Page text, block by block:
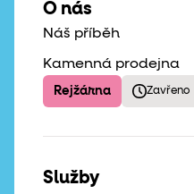
O nás
Náš příběh
Kamenná prodejna
Rejžárna Zavřeno
Služby